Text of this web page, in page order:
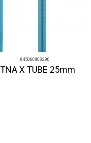
845060803290
X TUBE 25mm